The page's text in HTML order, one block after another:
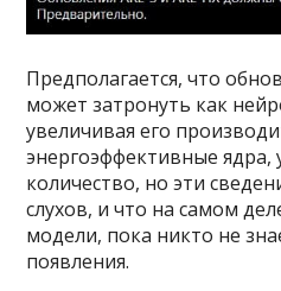
Предполагается, что
может затронуть как
увеличивая его
энергоэффективные ядра,
количество, но эти
слухов, и что на самом
модели, пока никто не
появления.